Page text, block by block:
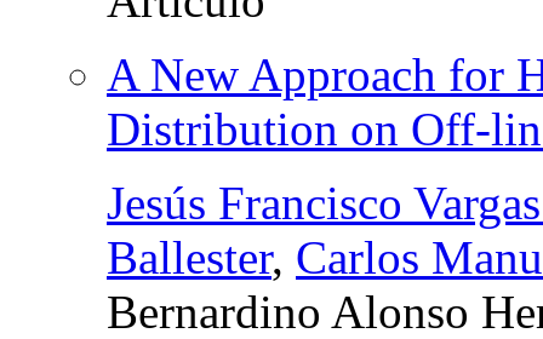
A New Approach for
Distribution on Off-
Jesús Francisco
Ballester, Carlos
Bernardino Alonso